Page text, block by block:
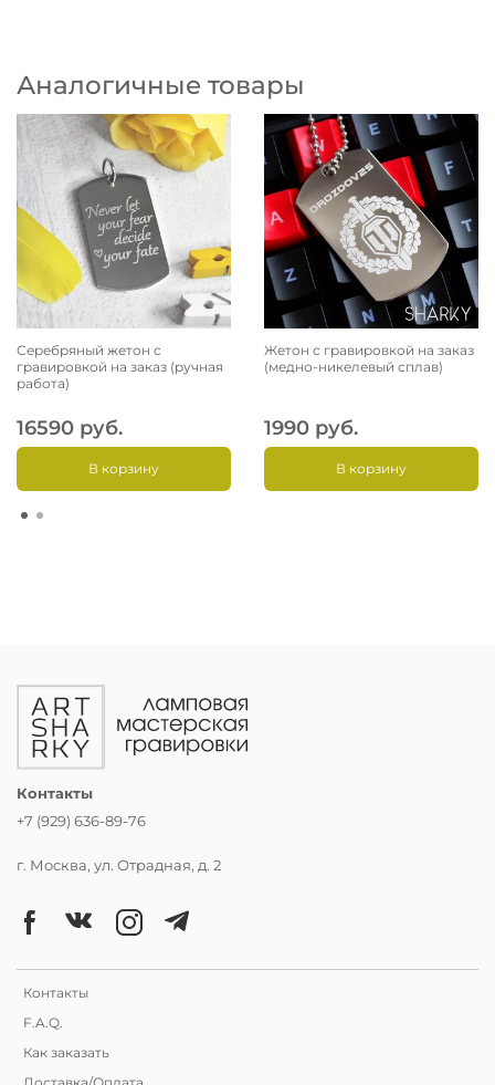
незамеченной ;)
Аналогичные товары
Серебряный жетон с
гравировкой на заказ (ручная
работа)
16590 руб.
В корзину
Жетон с гравировкой на заказ
(медно-никелевый сплав)
1990 руб.
В корзину
Контакты
F.A.Q.
Как заказать
Контакты
+7 (929) 636-89-76
г. Москва, ул. Отрадная, д. 2